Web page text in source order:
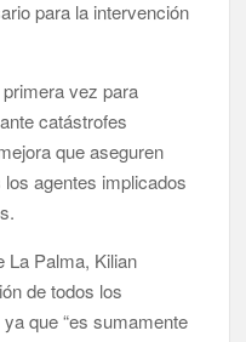
para la intervención
vez para
catástrofes
que aseguren
agentes implicados
La Palma, Kilian
de todos los
que “es sumamente